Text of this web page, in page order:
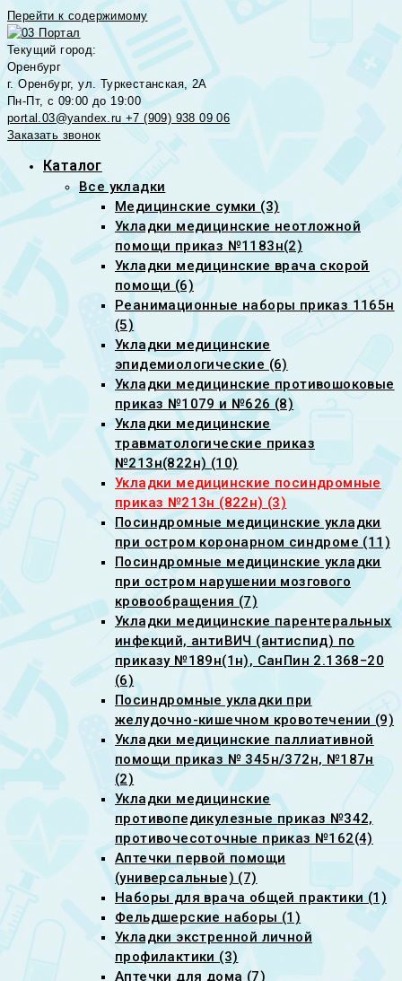
Перейти к содержимому
Текущий город:
Оренбург
г. Оренбург, ул. Туркестанская, 2А
Пн-Пт, с 09:00 до 19:00
portal.03@yandex.ru +7 (909) 938 09 06
Заказать звонок
Каталог
Все укладки
Медицинские сумки (3)
Укладки медицинские неотложной
помощи приказ №1183н(2)
Укладки медицинские врача скорой
помощи (6)
Реанимационные наборы приказ 1165н
(5)
Укладки медицинские
эпидемиологические (6)
Укладки медицинские противошоковые
приказ №1079 и №626 (8)
Укладки медицинские
травматологические приказ
№213н(822н) (10)
Укладки медицинские посиндромные
приказ №213н (822н) (3)
Посиндромные медицинские укладки
при остром коронарном синдроме (11)
Посиндромные медицинские укладки
при остром нарушении мозгового
кровообращения (7)
Укладки медицинские парентеральных
инфекций, антиВИЧ (антиспид) по
приказу №189н(1н), СанПин 2.1368−20
(6)
Посиндромные укладки при
желудочно-кишечном кровотечении (9)
Укладки медицинские паллиативной
помощи приказ № 345н/372н, №187н
(2)
Укладки медицинские
противопедикулезные приказ №342,
противочесоточные приказ №162(4)
Аптечки первой помощи
(универсальные) (7)
Наборы для врача общей практики (1)
Фельдшерские наборы (1)
Укладки экстренной личной
профилактики (3)
Аптечки для дома (7)